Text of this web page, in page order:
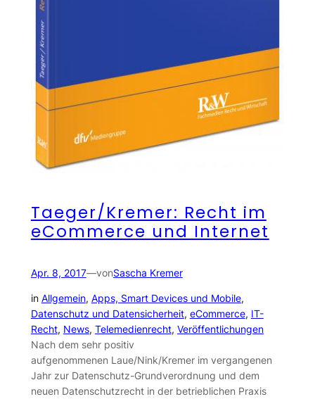
Taeger/Kremer: Recht im
eCommerce und Internet
Apr. 8, 2017—vonSascha Kremer
in Allgemein, Apps, Smart Devices und Mobile
Datenschutz und Datensicherheit, eCommerce, IT-
Recht, News, Telemedienrecht, Veröffentlichungen
Nach dem sehr positiv
aufgenommenen Laue/Nink/Kremer im vergangenen
Jahr zur Datenschutz-Grundverordnung und dem
neuen Datenschutzrecht in der betrieblichen Praxis